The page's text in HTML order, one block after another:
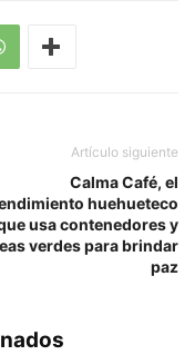
Artículo siguiente
Calma Café, el
huehueteco
usa contenedores y
verdes para brindar
paz